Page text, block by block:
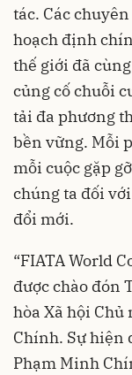
tác. Các
hoạch định
thế giới đã
củng cố chuỗi
tải đa phương
bền vững. Mỗi
mỗi cuộc gặp
chúng ta đối
đổi mới.
“FIATA World
được chào đón
hòa Xã hội
Chính. Sự hiện
Phạm Minh